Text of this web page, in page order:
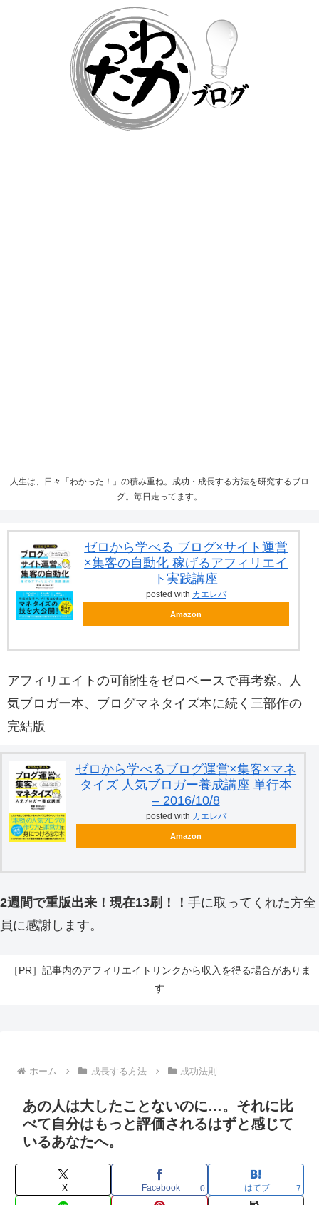
人生は、日々「わかった！」の積み重ね。成功・成長する方法を研究するブロ
グ。毎日走ってます。
ゼロから学べる ブログ×サイト運営
×集客の自動化 稼げるアフィリエイ
ト実践講座
posted with カエレバ
Amazon
アフィリエイトの可能性をゼロベースで再考察。人
気ブロガー本、ブログマネタイズ本に続く三部作の
完結版
ゼロから学べるブログ運営×集客×マネ
タイズ 人気ブロガー養成講座 単行本
– 2016/10/8
posted with カエレバ
Amazon
2週間で重版出来！現在13刷！！ 手に取ってくれた方全
員に感謝します。
［PR］記事内のアフィリエイトリンクから収入を得る場合がありま
す
ホーム 成長する方法 成功法則
あの人は大したことないのに…。それに比
べて自分はもっと評価されるはずと感じて
いるあなたへ。
X Facebook 0 はてブ 7